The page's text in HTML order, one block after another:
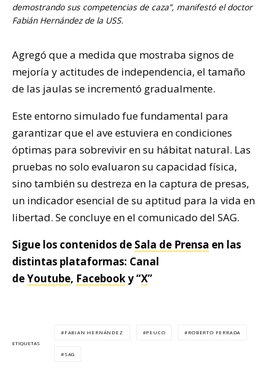
demostrando sus competencias de caza”, manifestó el doctor
Fabián Hernández de la USS.
Agregó que a medida que mostraba signos de
mejoría y actitudes de independencia, el tamaño
de las jaulas se incrementó gradualmente.
Este entorno simulado fue fundamental para
garantizar que el ave estuviera en condiciones
óptimas para sobrevivir en su hábitat natural. Las
pruebas no solo evaluaron su capacidad física,
sino también su destreza en la captura de presas,
un indicador esencial de su aptitud para la vida en
libertad. Se concluye en el comunicado del SAG.
Sigue los contenidos de Sala de Prensa en las
distintas plataformas: Canal
deYoutube, Facebooky “X”
ETIQUETAS
FABIAN HERNÁNDEZ PEUCO ROBERTO FERRADA
SAG